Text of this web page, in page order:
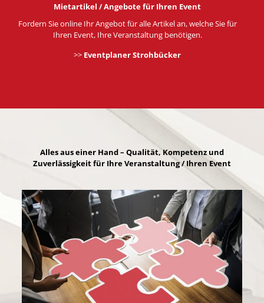
Mietartikel / Angebote für Ihren Event
Fordern Sie online Ihr Angebot für alle Artikel an, welche Sie für
Ihren Event, Ihre Veranstaltung benötigen.
>> Eventplaner Strohbücker
Alles aus einer Hand – Qualität, Kompetenz und
Zuverlässigkeit für Ihre Veranstaltung / Ihren Event